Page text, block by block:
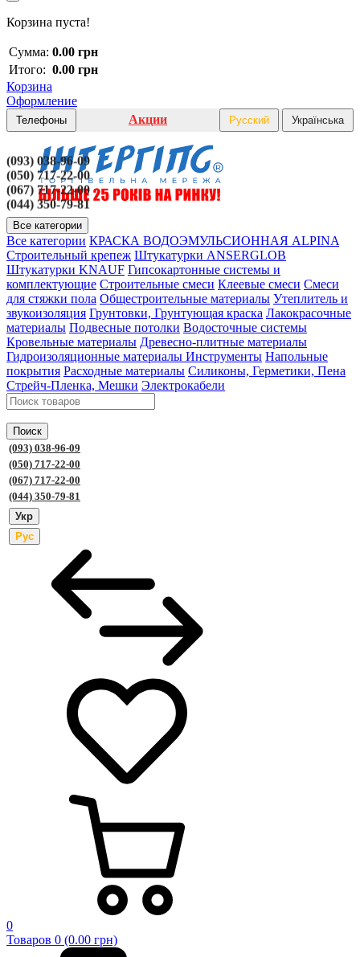
Корзина пуста!
Сумма: 0.00 грн
Итого: 0.00 грн
Корзина
Оформление
Телефоны
(093) 038-96-09
(050) 717-22-00
(067) 717-22-00
(044) 350-79-81
Акции Русский Українська
Все категории
Все категории КРАСКА ВОДОЭМУЛЬСИОННАЯ ALPINA
Строительный крепеж Штукатурки ANSERGLOB
Штукатурки KNAUF Гипсокартонные системы и
комплектующие Строительные смеси Клеевые смеси Смеси
для стяжки пола Общестроительные материалы Утеплитель и
звукоизоляция Грунтовки, Грунтующая краска Лакокрасочные
материалы Подвесные потолки Водосточные системы
Кровельные материалы Древесно-плитные материалы
Гидроизоляционные материалы Инструменты Напольные
покрытия Расходные материалы Силиконы, Герметики, Пена
Стрейч-Пленка, Мешки Электрокабели
Поиск
(093) 038-96-09
(050) 717-22-00
(067) 717-22-00
(044) 350-79-81
Укр
Рус
0
Товаров 0 (0.00 грн)